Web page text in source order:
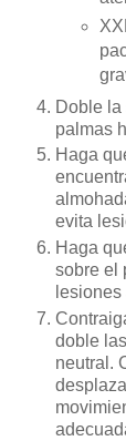
Doble
palmas
Haga
evita
Haga
sobre el
doble
neutral.